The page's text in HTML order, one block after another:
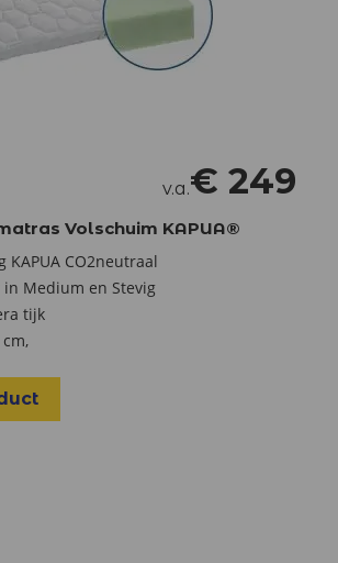
v.a.€ 249
Volschuim KAPUA®
KAPUA CO2neutraal
Medium en Stevig
tijk